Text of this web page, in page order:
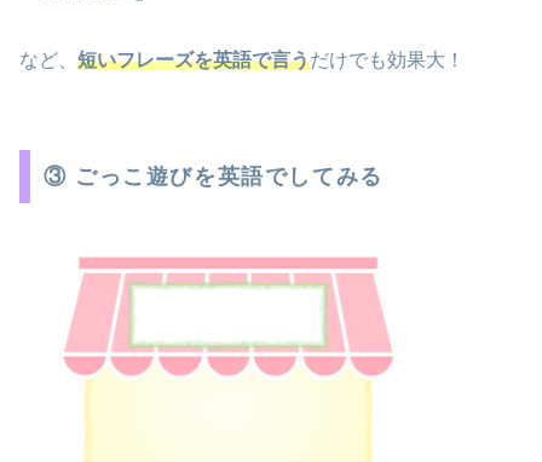
など、 短いフレーズを英語で言うだけでも効果大！
③ ごっこ遊びを英語でしてみる